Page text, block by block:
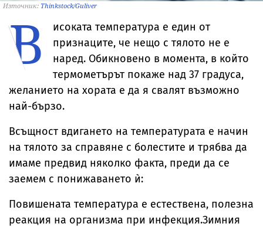
Източник: Thinkstock/Guliver
В
исоката температура е един от
признаците, че нещо с тялото не е
наред. Обикновено в момента, в който
термометърът покаже над 37 градуса,
желанието на хората е да я свалят възможно
най-бързо.
Всъщност вдигането на температурата е начин
на тялото за справяне с болестите и трябва да
имаме предвид няколко факта, преди да се
заемем с понижаването ѝ:
Повишената температура е естествена, полезна
реакция на организма при инфекция.Зимния